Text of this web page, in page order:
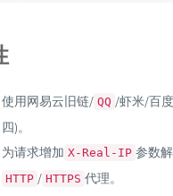
使用网易云旧链/ QQ /虾米/百
四)。
为请求增加 X-Real-IP 参数
HTTP / HTTPS 代理。